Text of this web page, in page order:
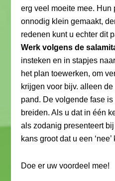
erg veel moeite mee. Hun
onnodig klein gemaakt,
redenen kunt u echter dit
Werk volgens de
insteken en in stapjes
het plan toewerken, om
krijgen voor bijv. alleen
pand. De volgende fase
breiden. Als u dat in één
als zodanig presenteert
kans groot dat u een ‘nee’
Doe er uw voordeel mee!